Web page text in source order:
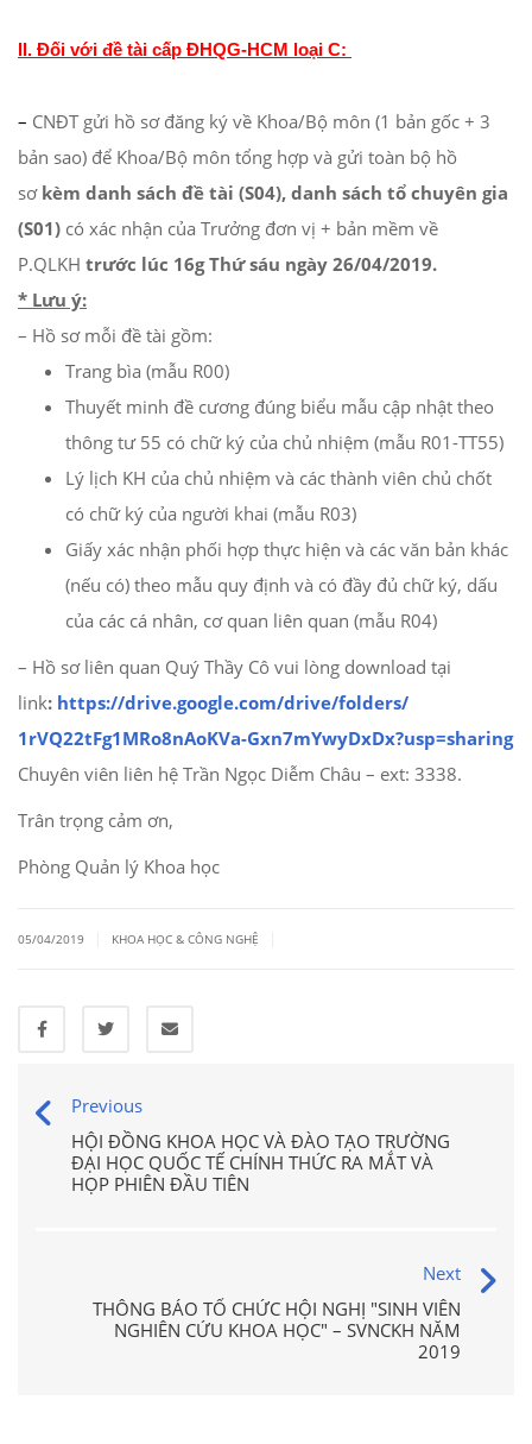
II. Đối với đề tài cấp ĐHQG-HCM loại C:
– CNĐT gửi hồ sơ đăng ký về Khoa/Bộ môn (1 bản gốc + 3
bản sao) để Khoa/Bộ môn tổng hợp và gửi toàn bộ hồ
sơ kèm danh sách đề tài (S04), danh sách tổ chuyên gia
(S01) có xác nhận của Trưởng đơn vị + bản mềm về
P.QLKH trước lúc 16g Thứ sáu ngày 26/04/2019.
* Lưu ý:
– Hồ sơ mỗi đề tài gồm:
Trang bìa (mẫu R00)
Thuyết minh đề cương đúng biểu mẫu cập nhật theo
thông tư 55 có chữ ký của chủ nhiệm (mẫu R01-TT55)
Lý lịch KH của chủ nhiệm và các thành viên chủ chốt
có chữ ký của người khai (mẫu R03)
Giấy xác nhận phối hợp thực hiện và các văn bản khác
(nếu có) theo mẫu quy định và có đầy đủ chữ ký, dấu
của các cá nhân, cơ quan liên quan (mẫu R04)
– Hồ sơ liên quan Quý Thầy Cô vui lòng download tại
link: https://drive.google.com/drive/folders/
1rVQ22tFg1MRo8nAoKVa-Gxn7mYwyDxDx?usp=sharing
Chuyên viên liên hệ Trần Ngọc Diễm Châu – ext: 3338.
Trân trọng cảm ơn,
Phòng Quản lý Khoa học
05/04/2019 KHOA HỌC & CÔNG NGHỆ
Previous
HỘI ĐỒNG KHOA HỌC VÀ ĐÀO TẠO TRƯỜNG
ĐẠI HỌC QUỐC TẾ CHÍNH THỨC RA MẮT VÀ
HỌP PHIÊN ĐẦU TIÊN
Next
THÔNG BÁO TỔ CHỨC HỘI NGHỊ "SINH VIÊN
NGHIÊN CỨU KHOA HỌC" – SVNCKH NĂM
2019